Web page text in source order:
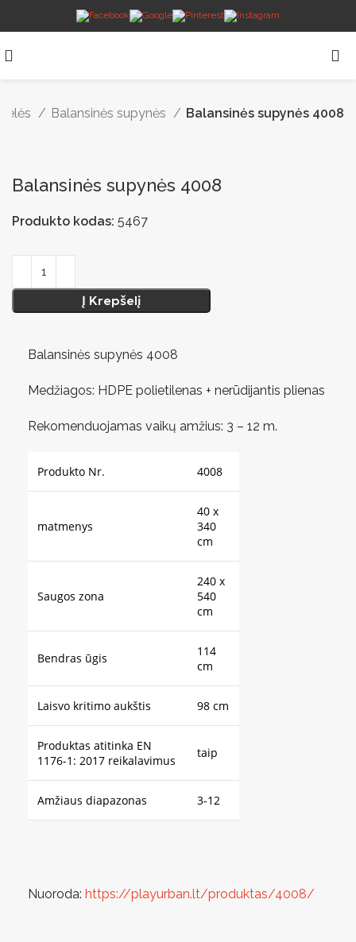
Balansinės supynės Balansinės supynės 4008
Balansinės supynės 4008
Produkto kodas: 5467
Į Krepšelį
Balansinės supynės 4008
Medžiagos: HDPE polietilenas + nerūdijantis plienas
Rekomenduojamas vaikų amžius: 3 – 12 m.
Produkto Nr. 4008
matmenys
40 x
340
cm
Saugos zona
240 x
540
cm
Bendras ūgis
114
cm
Laisvo kritimo aukštis 98 cm
Produktas atitinka EN
1176-1: 2017 reikalavimus
taip
Amžiaus diapazonas 3-12
Nuoroda: https://playurban.lt/produktas/4008/